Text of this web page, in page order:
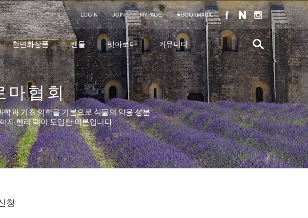
LOGIN JOIN MYPAGE ★BOOKMARK
천연화장품 캔들 펫아로마 커뮤니티
마협회
과 기초 의학을 기본으로 식물의 약용 성분
자 헨리 렉이 도입한 이론입니다
청